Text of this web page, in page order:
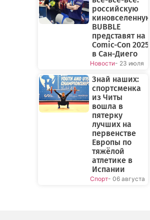
российскую
BUBBLE
представят на
Comic-Con 2025
в Сан-Диего
Новости- 23 июля
Знай наших:
спортсменка
из Читы
вошла в
пятерку
лучших на
первенстве
Европы по
тяжёлой
атлетике в
Испании
Спорт- 06 августа